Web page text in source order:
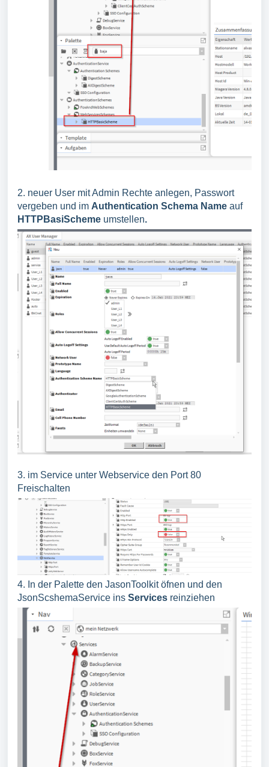
2. neuer User mit Admin Rechte anlegen, Passwort
vergeben und im Authentication Schema Name auf
HTTPBasiScheme umstellen.
3. im Service unter Webservice den Port 80
Freischalten
4. In der Palette den JasonToolkit öfnen und den
JsonScshemaService ins Services reinziehen